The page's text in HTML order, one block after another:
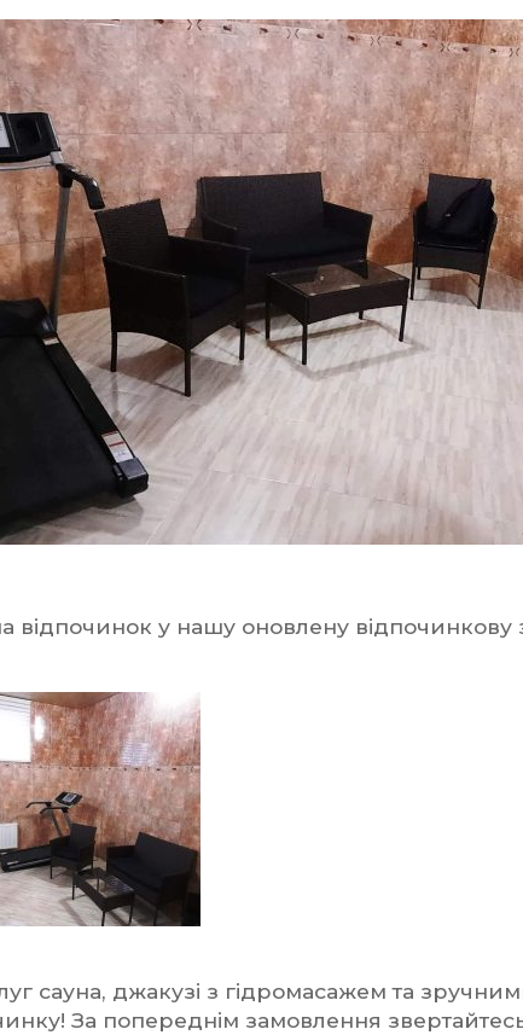
відпочинок у нашу оновлену відпочинкову
сауна, джакузі з гідромасажем та
За попереднім замовлення